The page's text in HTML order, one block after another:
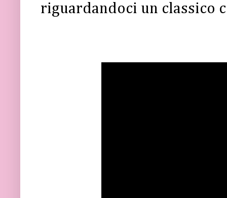
riguardandoci un classico